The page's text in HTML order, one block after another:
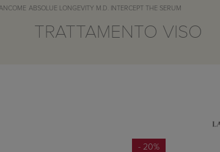
ABSOLUE LONGEVITY M.D. INTERCEPT THE SERUM
TRATTAMENTO VISO
- 20%